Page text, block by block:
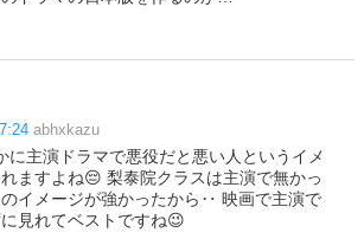
abhxkazu
に主演ドラマで悪役だと悪い人というイメ
ますよね😔 梨泰院クラスは主演で無かっ
イメージが強かったから‥ 映画で主演で
見れてベストですね😉